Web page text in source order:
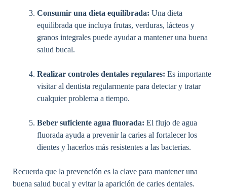
Consumir una dieta equilibrada: Una dieta
equilibrada que incluya frutas, verduras, lácteos y
granos integrales puede ayudar a mantener una buena
salud bucal.
Realizar controles dentales regulares: Es importante
visitar al dentista regularmente para detectar y tratar
cualquier problema a tiempo.
Beber suficiente agua fluorada: El flujo de agua
fluorada ayuda a prevenir la caries al fortalecer los
dientes y hacerlos más resistentes a las bacterias.
Recuerda que la prevención es la clave para mantener una
buena salud bucal y evitar la aparición de caries dentales.